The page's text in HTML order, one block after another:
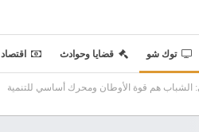
توك شو قضايا وحوادث اقتصاد
الشباب هم قوة الأوطان ومحرك أساسي للتنمية